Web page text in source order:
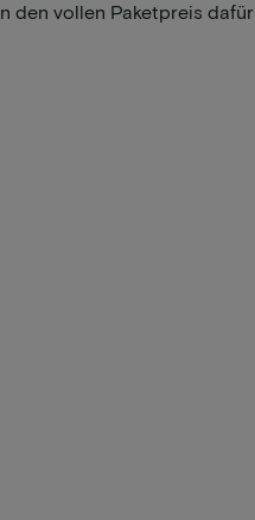
den vollen Paketpreis dafür